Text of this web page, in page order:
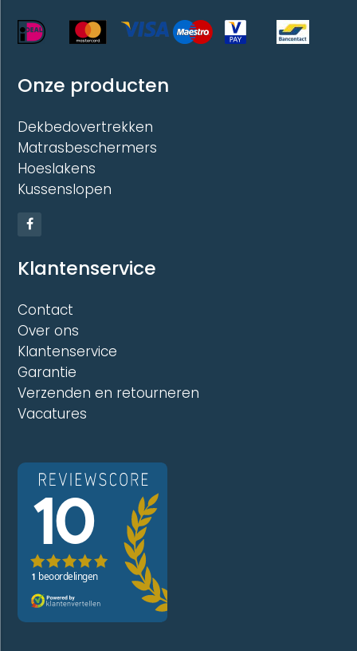
Onze producten
Dekbedovertrekken
Matrasbeschermers
Hoeslakens
Kussenslopen
Klantenservice
Contact
Over ons
Klantenservice
Garantie
Verzenden en retourneren
Vacatures